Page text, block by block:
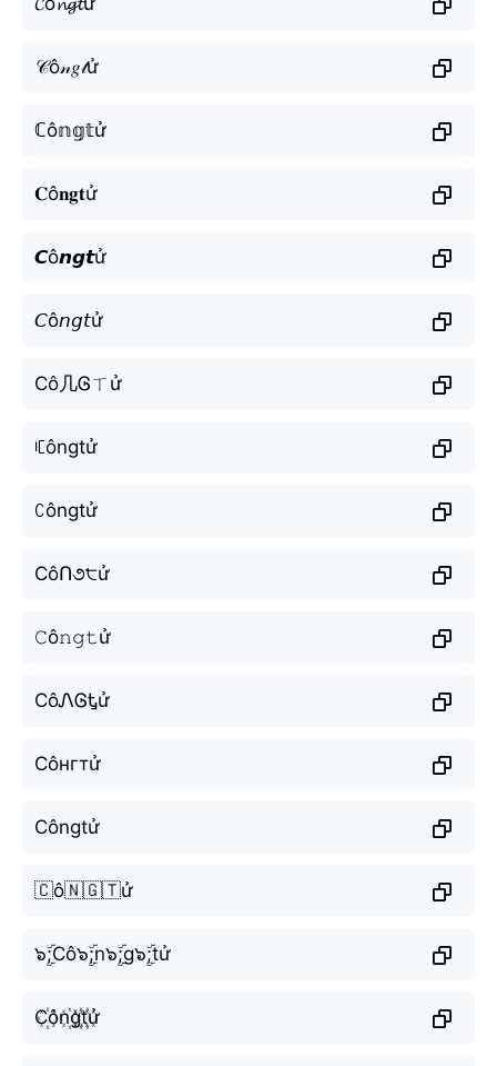
𝒞ô𝓃𝑔𝓉ử
ℂô𝕟𝕘𝕥ử
𝐂ô𝐧𝐠𝐭ử
𝘾ô𝙣𝙜𝙩ử
𝘊ô𝘯𝘨𝘵ử
Cô几Ꮆㄒử
ꏸôngtử
ꉔôngtử
CôՈ૭੮ử
𝙲ô𝚗𝚐𝚝ử
CôᏁᎶᎿử
Сôнгтử
Côngtử
🇨ô🇳🇬🇹ử
๖ۣۜ;Cô๖ۣۜ;n๖ۣۜ;g๖ۣۜ;tử
C꙰ôn꙰g꙰t꙰ử